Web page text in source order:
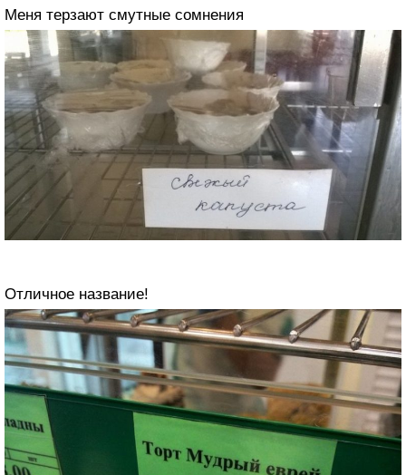
Меня терзают смутные сомнения
Отличное название!